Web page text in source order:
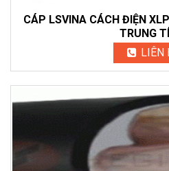
CÁP LSVINA CÁCH ĐIỆN
TRUNG
LIÊN